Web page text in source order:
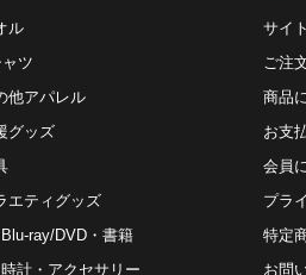
ル
ツ
他アパレル
グッズ
エティグッズ
Blu-ray/DVD・書籍
時計・アクセサリー
サイ
ご注
商品
お⽀
会員
プラ
特定
お問